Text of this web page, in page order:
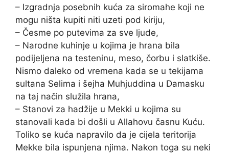
– Izgradnja posebnih kuća za siromahe koji ne
mogu ništa kupiti niti uzeti pod kiriju,
– Česme po putevima za sve ljude,
– Narodne kuhinje u kojima je hrana bila
podijeljena na testeninu, meso, čorbu i slatkiše.
Nismo daleko od vremena kada se u tekijama
sultana Selima i šejha Muhjuddina u Damasku
na taj način služila hrana,
– Stanovi za hadžije u Mekki u kojima su
stanovali kada bi došli u Allahovu časnu Kuću.
Toliko se kuća napravilo da je cijela teritorija
Mekke bila ispunjena njima. Nakon toga su neki